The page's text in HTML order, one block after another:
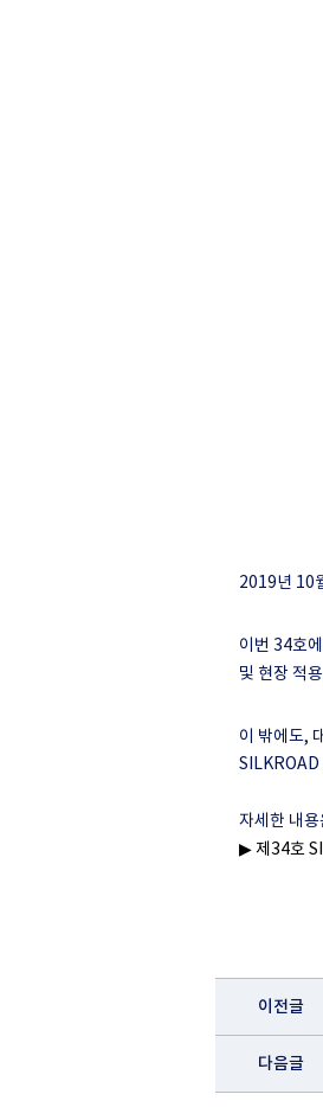
2019년 10
이번 34호
및 현장 적용
이 밖에도,
SILKROAD
자세한 내
▶제34호
이전글
다음글